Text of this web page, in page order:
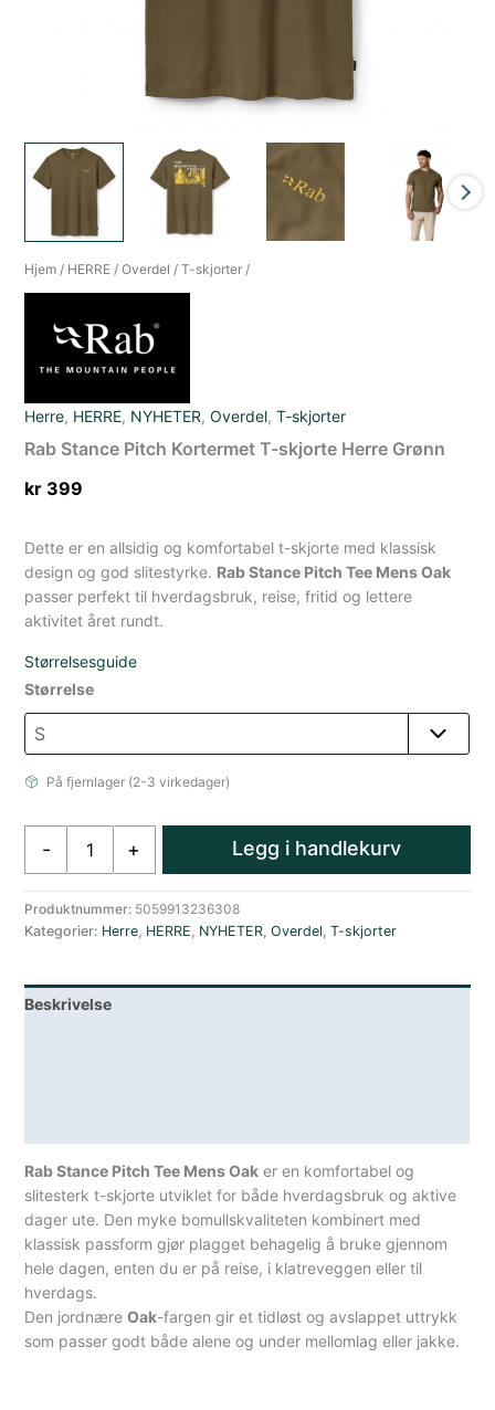
Hjem / HERRE /Overdel /T-skjorter /
Herre, HERRE, NYHETER,Overdel,T-skjorter
Rab Stance Pitch Kortermet T-skjorte Herre Grønn
kr 399
Dette er en allsidig og komfortabel t-skjorte med klassisk
design og god slitestyrke. Rab Stance Pitch Tee Mens Oak
passer perfekt til hverdagsbruk, reise, fritid og lettere
aktivitet året rundt.
Størrelsesguide
Størrelse
På fjernlager (2-3 virkedager)
-
Kortermet
T-
Herre
Grønn
+ Legg i handlekurv
Produktnummer: 5059913236308
Kategorier: Herre, HERRE, NYHETER,Overdel,T-skjorter
Beskrivelse
Rab Stance Pitch Tee Mens Oak er en komfortabel og
slitesterk t-skjorte utviklet for både hverdagsbruk og aktive
dager ute. Den myke bomullskvaliteten kombinert med
klassisk passform gjør plagget behagelig å bruke gjennom
hele dagen, enten du er på reise, i klatreveggen eller til
hverdags.
Den jordnæreOak-fargen gir et tidløst og avslappet uttrykk
som passer godt både alene og under mellomlag eller jakke.